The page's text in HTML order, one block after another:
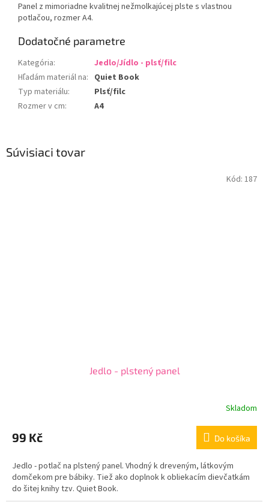
Súvisiaci tovar
Jedlo - plstený panel
Skladom
99 Kč Do košíka
Jedlo - potlač na plstený panel. Vhodný k dreveným, látkovým
domčekom pre bábiky. Tiež ako doplnok k obliekacím dievčatkám
do šitej knihy tzv. Quiet Book.
Kód: 187
Panel z mimoriadne kvalitnej nežmolkajúcej plste s vlastnou
potlačou, rozmer A4.
Dodatočné parametre
Kategória:
Jedlo/Jídlo - plsť/filc
Hľadám materiál na: Quiet Book
Typ materiálu:
Plsť/filc
Rozmer v cm: A4